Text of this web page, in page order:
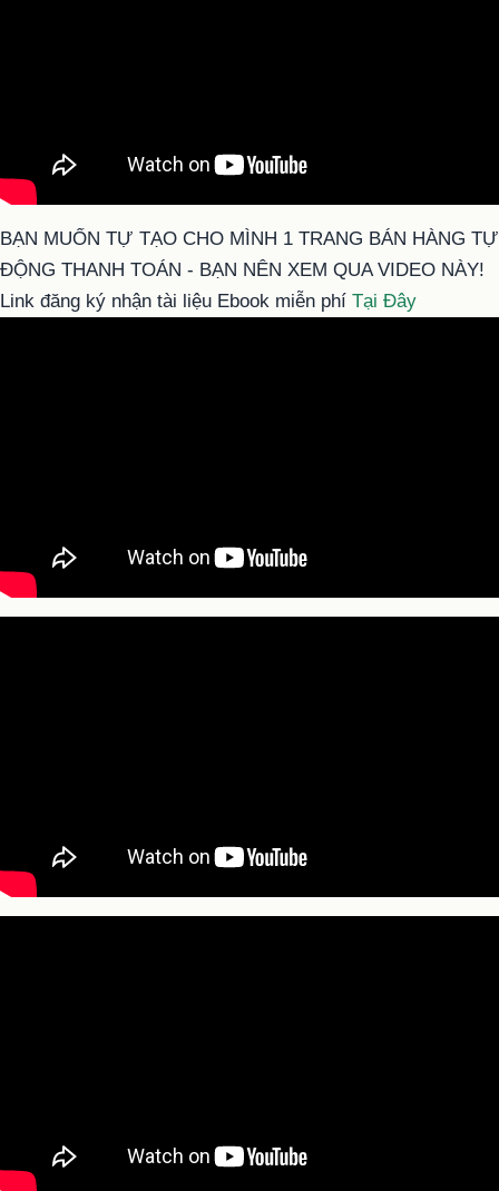
BẠN MUỐN TỰ TẠO CHO MÌNH 1 TRANG BÁN HÀNG TỰ
ĐỘNG THANH TOÁN - BẠN NÊN XEM QUA VIDEO NÀY!
Link đăng ký nhận tài liệu Ebook miễn phí Tại Đây